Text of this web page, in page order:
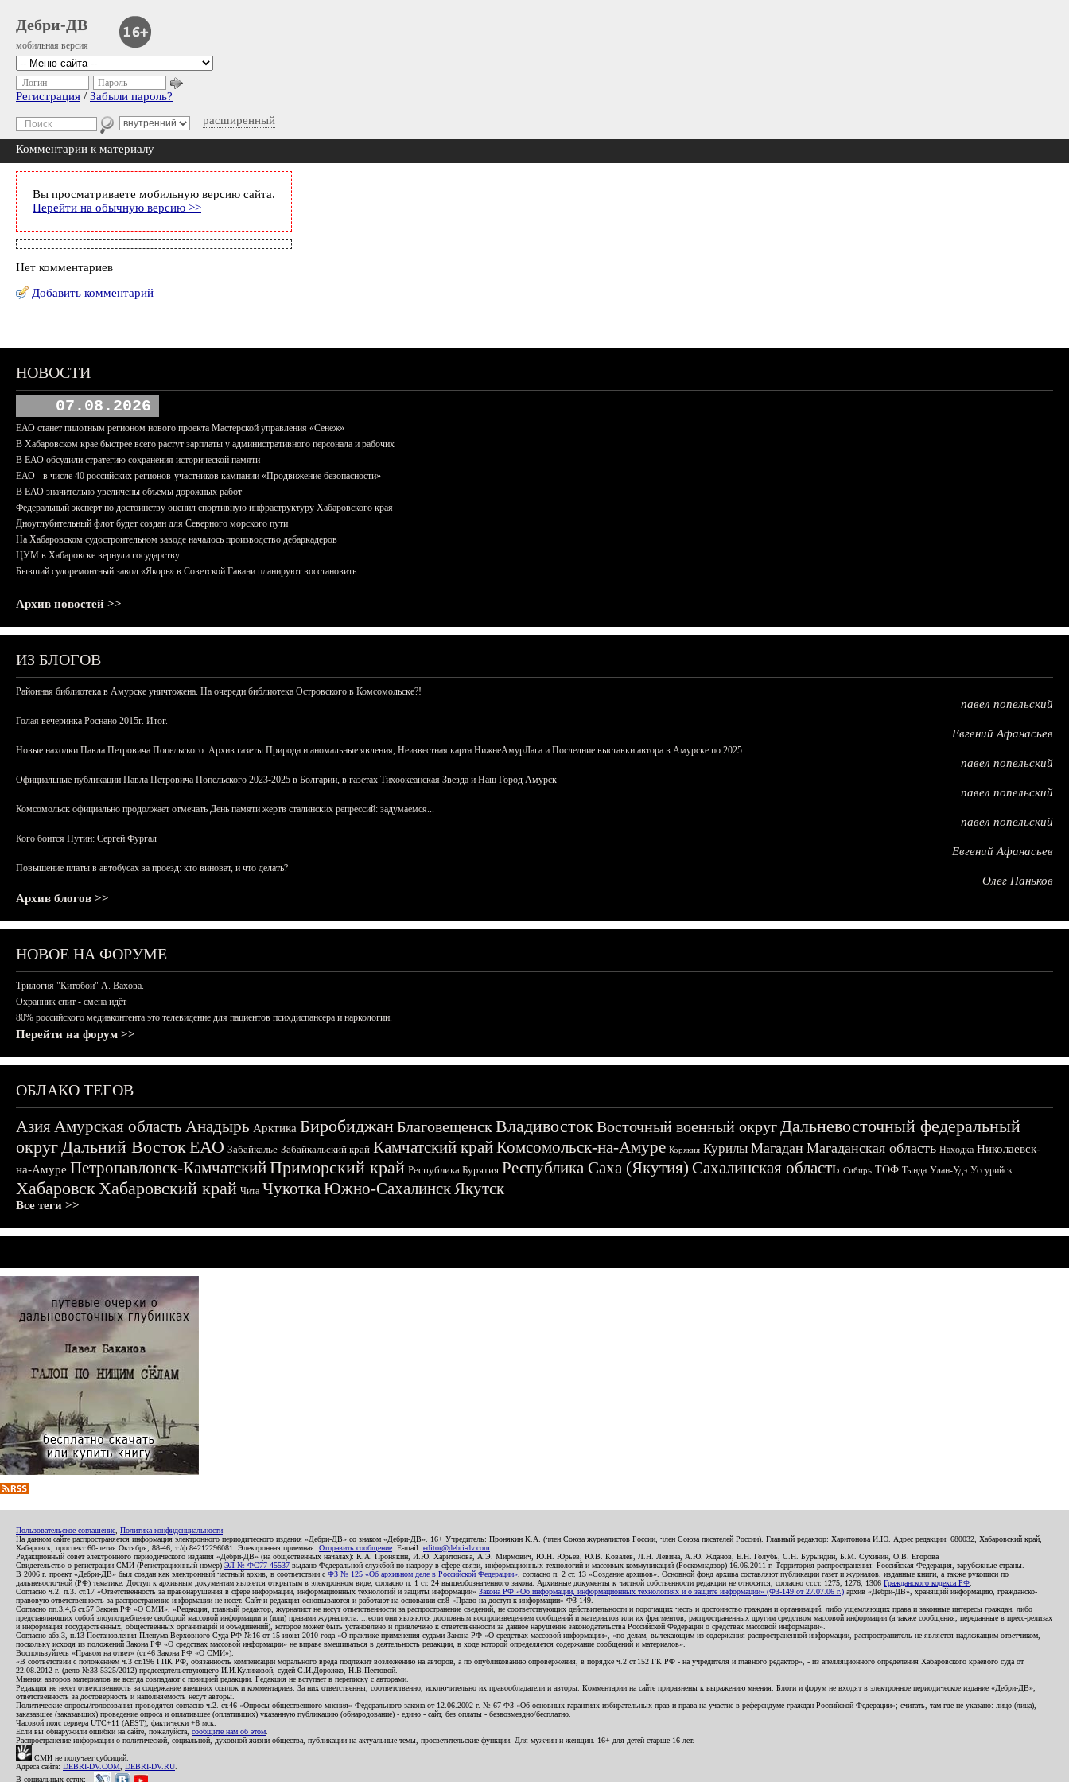
Дебри-ДВ
мобильная версия
расширенный
Логин Пароль
Регистрация / Забыли пароль?
Комментарии к материалу
Вы просматриваете мобильную версию сайта.
Перейти на обычную версию >>
Нет комментариев
Добавить комментарий
НОВОСТИ
07.08.2026
ЕАО станет пилотным регионом нового проекта Мастерской управления «Сенеж»
В Хабаровском крае быстрее всего растут зарплаты у административного персонала и рабочих
В ЕАО обсудили стратегию сохранения исторической памяти
ЕАО - в числе 40 российских регионов-участников кампании «Продвижение безопасности»
В ЕАО значительно увеличены объемы дорожных работ
Федеральный эксперт по достоинству оценил спортивную инфраструктуру Хабаровского края
Дноуглубительный флот будет создан для Северного морского пути
На Хабаровском судостроительном заводе началось производство дебаркадеров
ЦУМ в Хабаровске вернули государству
Бывший судоремонтный завод «Якорь» в Советской Гавани планируют восстановить
Архив новостей >>
ИЗ БЛОГОВ
Районная библиотека в Амурске уничтожена. На очереди библиотека Островского в Комсомольске?!
павел попельский
Голая вечеринка Роснано 2015г. Итог.
Евгений Афанасьев
Новые находки Павла Петровича Попельского: Архив газеты Природа и аномальные явления, Неизвестная карта НижнеАмурЛага и Последние выставки автора в Амурске по 2025
павел попельский
Официальные публикации Павла Петровича Попельского 2023-2025 в Болгарии, в газетах Тихоокеанская Звезда и Наш Город Амурск
павел попельский
Комсомольск официально продолжает отмечать День памяти жертв сталинских репрессий: задумаемся...
павел попельский
Кого боится Путин: Сергей Фургал
Евгений Афанасьев
Повышение платы в автобусах за проезд: кто виноват, и что делать?
Олег Паньков
Архив блогов >>
НОВОЕ НА ФОРУМЕ
Трилогия "Китобои" А. Вахова.
Охранник спит - смена идёт
80% российского медиаконтента это телевидение для пациентов психдиспансера и наркологии.
Перейти на форум >>
ОБЛАКО ТЕГОВ
АзияАмурская область Анадырь Арктика БиробиджанБлаговещенскВладивостокВосточный военный округДальневосточный федеральный
округДальний ВостокЕАО Забайкалье Забайкальский край Камчатский крайКомсомольск-на-Амуре Корякия Курилы Магадан Магаданская область Находка Николаевск-
на-Амуре Петропавловск-КамчатскийПриморский край Республика Бурятия Республика Саха (Якутия) Сахалинская область Сибирь ТОФ Тында Улан-Удэ Уссурийск
ХабаровскХабаровский край Чита ЧукоткаЮжно-СахалинскЯкутск
Все теги >>
Пользовательское соглашение Политика конфиденциальности
На данном сайте распространяется информация электронного периодического издания «Дебри-ДВ» со знаком «Дебри-ДВ». 16+ Учредитель: Пронякин К.А. (член Союза журналистов России, член Союза писателей России). Главный редактор: Харитонова И.Ю. Адрес редакции: 680032, Хабаровский край,
Хабаровск, проспект 60-летия Октября, 88-46, т./ф.84212296081. Электронная приемная: Отправить сообщение . E-mail: editor@debri-dv.com
Редакционный совет электронного периодического издания «Дебри-ДВ» (на общественных началах): К.А. Пронякин, И.Ю. Харитонова, А.Э. Мирмович, Ю.Н. Юрьев, Ю.В. Ковалев, Л.Н. Левина, А.Ю. Жданов, Е.Н. Голубь, С.Н. Бурындин, Б.М. Сухинин, О.В. Егорова
Свидетельство о регистрации СМИ (Регистрационный номер) ЭЛ № ФС77-45537 выдано Федеральной службой по надзору в сфере связи, информационных технологий и массовых коммуникаций (Роскомнадзор) 16.06.2011 г. Территория распространения: Российская Федерация, зарубежные страны.
В 2006 г. проект «Дебри-ДВ» был создан как электронный частный архив, в соответствии с ФЗ № 125 «Об архивном деле в Российской Федерации» , согласно п. 2 ст. 13 «Создание архивов». Основной фонд архива составляют публикации газет и журналов, изданные книги, а также рукописи по
дальневосточной (РФ) тематике. Доступ к архивным документам является открытым в электронном виде, согласно п. 1 ст. 24 вышеобозначенного закона. Архивные документы к частной собственности редакции не относятся, согласно ст.ст. 1275, 1276, 1306 Гражданского кодекса РФ
Согласно ч.2. п.3. ст.17 «Ответственность за правонарушения в сфере информации, информационных технологий и защиты информации» Закона РФ «Об информации, информационных технологиях и о защите информации» (ФЗ-149 от 27.07.06 г.) архив «Дебри-ДВ», хранящий информацию, гражданско-
правовую ответственность за распространение информации не несет. Сайт и редакция основываются и работают на основании ст.8 «Право на доступ к информации» ФЗ-149.
Согласно пп.3,4,6 ст.57 Закона РФ «О СМИ», «Редакция, главный редактор, журналист не несут ответственности за распространение сведений, не соответствующих действительности и порочащих честь и достоинство граждан и организаций, либо ущемляющих права и законные интересы граждан, либо
представляющих собой злоупотребление свободой массовой информации и (или) правами журналиста: ...если они являются дословным воспроизведением сообщений и материалов или их фрагментов, распространенных другим средством массовой информации (а также сообщения, переданные в пресс-релизах
и информация государственных, общественных организаций и объединений), которое может быть установлено и привлечено к ответственности за данное нарушение законодательства Российской Федерации о средствах массовой информации».
Согласно абз.3, п.13 Постановления Пленума Верховного Суда РФ №16 от 15 июня 2010 года «О практике применения судами Закона РФ «О средствах массовой информации», «по делам, вытекающим из содержания распространенной информации, распространитель не является надлежащим ответчиком,
поскольку исходя из положений Закона РФ «О средствах массовой информации» не вправе вмешиваться в деятельность редакции, в ходе которой определяется содержание сообщений и материалов».
Воспользуйтесь «Правом на ответ» (ст.46 Закона РФ «О СМИ»).
«В соответствии с положением ч.3 ст.196 ГПК РФ, обязанность компенсации морального вреда подлежит возложению на авторов, а по опубликованию опровержения, в порядке ч.2 ст.152 ГК РФ - на учредителя и главного редактор», - из апелляционного определения Хабаровского краевого суда от
22.08.2012 г. (дело №33-5325/2012) председательствующего И.И.Куликовой, судей С.И.Дорожко, Н.В.Пестовой.
Мнения авторов материалов не всегда совпадают с позицией редакции. Редакция не вступает в переписку с авторами.
Редакция не несет ответственность за содержание внешних ссылок и комментариев. За них ответственны, соответственно, исключительно их правообладатели и авторы. Комментарии на сайте приравнены к выражению мнения. Блоги и форум не входят в электронное периодическое издание «Дебри-ДВ»,
ответственность за достоверность и наполняемость несут авторы.
Политические опросы/голосования проводятся согласно ч.2. ст.46 «Опросы общественного мнения» Федерального закона от 12.06.2002 г. № 67-ФЗ «Об основных гарантиях избирательных прав и права на участие в референдуме граждан Российской Федерации»; считать, там где не указано: лицо (лица),
заказавшее (заказавших) проведение опроса и оплатившее (оплативших) указанную публикацию (обнародование) - едино - сайт, без оплаты - безвозмездно/бесплатно.
Часовой пояс сервера UTC+11 (AEST), фактически +8 мск.
Если вы обнаружили ошибки на сайте, пожалуйста, сообщите нам об этом
Распространение информации о политической, социальной, духовной жизни общества, публикации на актуальные темы, просветительские функции. Для мужчин и женщин. 16+ для детей старше 16 лет.
СМИ не получает субсидий.
Адреса сайта: DEBRI-DV.COM DEBRI-DV.RU
В социальных сетях: